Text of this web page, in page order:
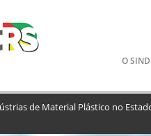
Pular
o
O
de Material Plástico no